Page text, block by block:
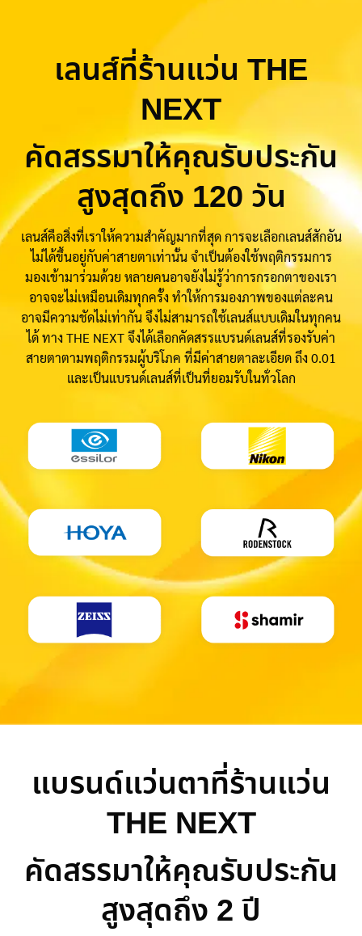
เลนส์ที่ร้านแว่น THE
NEXT
คัดสรรมาให้คุณรับประกัน
สูงสุดถึง 120 วัน
เลนส์คือสิ่งที่เราให้ความสำคัญมากที่สุด การจะเลือกเลนส์สักอัน
ไม่ได้ขึ้นอยู่กับค่าสายตาเท่านั้น จำเป็นต้องใช้พฤติกรรมการ
มองเข้ามาร่วมด้วย หลายคนอาจยังไม่รู้ว่าการกรอกตาของเรา
อาจจะไม่เหมือนเดิมทุกครั้ง ทำให้การมองภาพของแต่ละคน
อาจมีความชัดไม่เท่ากัน จึงไม่สามารถใช้เลนส์แบบเดิมในทุกคน
ได้ ทาง THE NEXT จึงได้เลือกคัดสรรแบรนด์เลนส์ที่รองรับค่า
สายตาตามพฤติกรรมผู้บริโภค ที่มีค่าสายตาละเอียด ถึง 0.01
และเป็นแบรนด์เลนส์ที่เป็นที่ยอมรับในทั่วโลก
แบรนด์แว่นตาที่ร้านแว่น
THE NEXT
คัดสรรมาให้คุณรับประกัน
สูงสุดถึง 2 ปี